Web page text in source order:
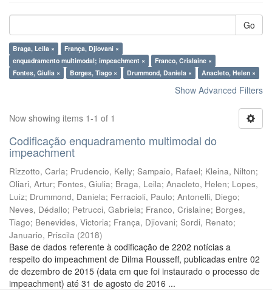
Go
Braga, Leila ×
França, Djiovani ×
enquadramento multimodal; impeachment ×
Franco, Crislaine ×
Fontes, Giulia ×
Borges, Tiago × Drummond, Daniela × Anacleto, Helen ×
Show Advanced Filters
Now showing items 1-1 of 1
Codificação enquadramento multimodal do
impeachment
Rizzotto, Carla; Prudencio, Kelly; Sampaio, Rafael; Kleina, Nilton;
Oliari, Artur; Fontes, Giulia; Braga, Leila; Anacleto, Helen; Lopes,
Luiz; Drummond, Daniela; Ferracioli, Paulo; Antonelli, Diego;
Neves, Dédallo; Petrucci, Gabriela; Franco, Crislaine; Borges,
Tiago; Benevides, Victoria; França, Djiovani; Sordi, Renato;
Januario, Priscila (2018)
Base de dados referente à codificação de 2202 notícias a
respeito do impeachment de Dilma Rousseff, publicadas entre 02
de dezembro de 2015 (data em que foi instaurado o processo de
impeachment) até 31 de agosto de 2016 ...